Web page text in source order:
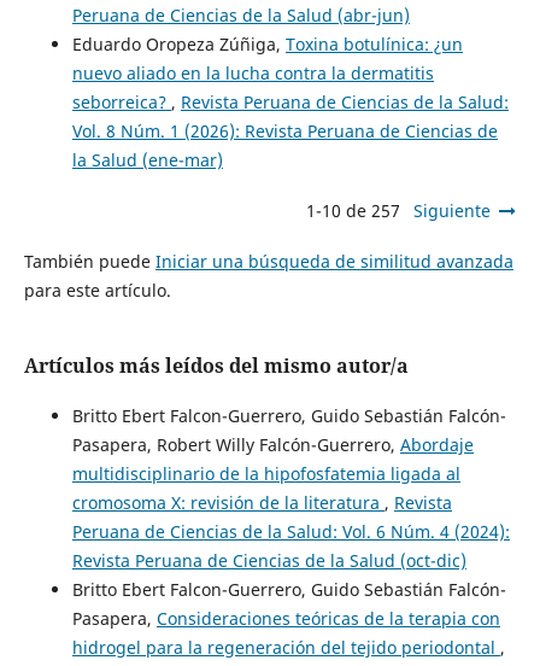
Peruana de Ciencias de la Salud (abr-jun)
Eduardo Oropeza Zúñiga, Toxina botulínica: ¿un
nuevo aliado en la lucha contra la dermatitis
seborreica? , Revista Peruana de Ciencias de la Salud:
Vol. 8 Núm. 1 (2026): Revista Peruana de Ciencias de
la Salud (ene-mar)
1-10 de 257 Siguiente
También puede Iniciar una búsqueda de similitud avanzada
para este artículo.
Artículos más leídos del mismo autor/a
Britto Ebert Falcon-Guerrero, Guido Sebastián Falcón-
Pasapera, Robert Willy Falcón-Guerrero, Abordaje
multidisciplinario de la hipofosfatemia ligada al
cromosoma X: revisión de la literatura , Revista
Peruana de Ciencias de la Salud: Vol. 6 Núm. 4 (2024):
Revista Peruana de Ciencias de la Salud (oct-dic)
Britto Ebert Falcon-Guerrero, Guido Sebastián Falcón-
Pasapera, Consideraciones teóricas de la terapia con
hidrogel para la regeneración del tejido periodontal ,